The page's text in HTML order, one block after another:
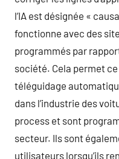
l’IA est désignée «
fonctionne avec des
programmés par
société. Cela permet
téléguidage
dans l’industrie des
process et sont
secteur. Ils sont
utilisateurs lorsqu’ils